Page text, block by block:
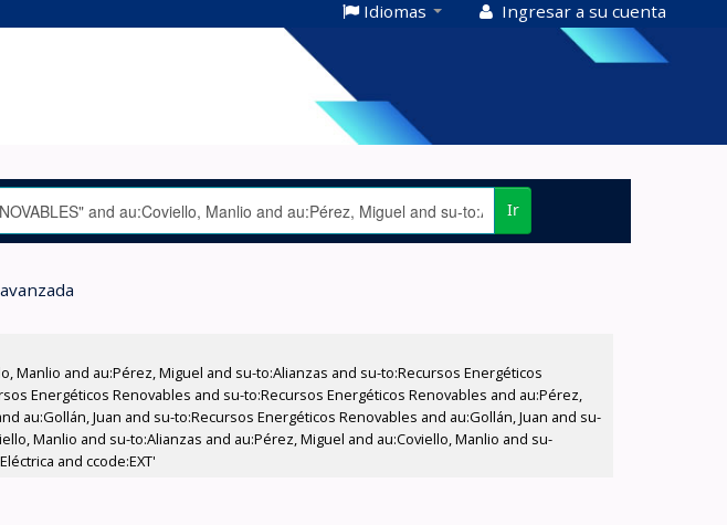
Idiomas Ingresar a su cuenta
Ir
Manlio and au:Pérez, Miguel and su-to:Alianzas and su-to:Recursos Energéticos
Energéticos Renovables and su-to:Recursos Energéticos Renovables and au:Pérez,
au:Gollán, Juan and su-to:Recursos Energéticos Renovables and au:Gollán, Juan and su-
Manlio and su-to:Alianzas and au:Pérez, Miguel and au:Coviello, Manlio and su-
and ccode:EXT'